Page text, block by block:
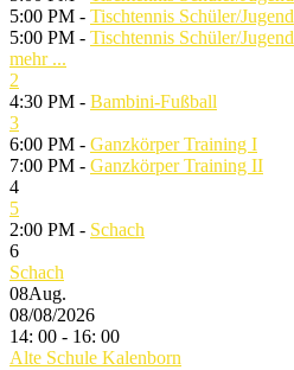
5:00 PM - Tischtennis Schüler/Jugend
5:00 PM - Tischtennis Schüler/Jugend
mehr ...
2
4:30 PM - Bambini-Fußball
3
6:00 PM - Ganzkörper Training I
7:00 PM - Ganzkörper Training II
4
5
2:00 PM - Schach
6
Schach
08Aug.
08/08/2026
14: 00 - 16: 00
Alte Schule Kalenborn